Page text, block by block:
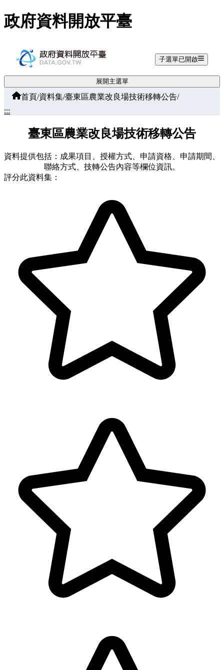
跳至主要內容
政府資料開放平臺
子選單已開啟
展開主選單
首頁/資料集/臺東區農業改良場技術移轉公告/
:::
臺東區農業改良場技術移轉公告
資料提供包括：成果項目、授權方式、申請資格、申請期間、
聯絡方式、技轉公告內容等欄位資訊。
評分此資料集：